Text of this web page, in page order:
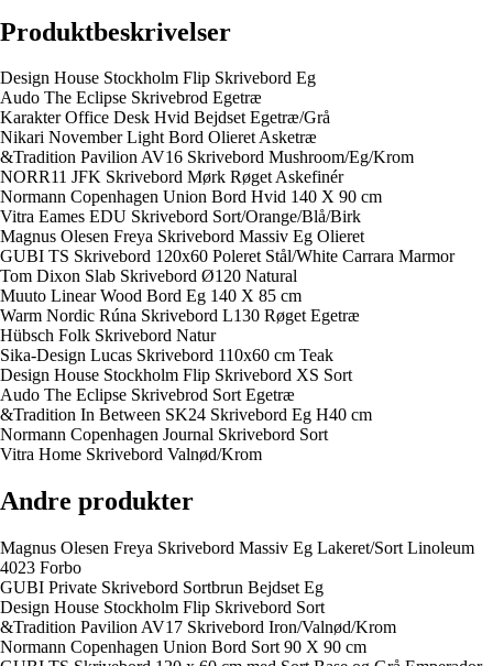
Produktbeskrivelser
Design House Stockholm Flip Skrivebord Eg
Audo The Eclipse Skrivebrod Egetræ
Karakter Office Desk Hvid Bejdset Egetræ/Grå
Nikari November Light Bord Olieret Asketræ
&Tradition Pavilion AV16 Skrivebord Mushroom/Eg/Krom
NORR11 JFK Skrivebord Mørk Røget Askefinér
Normann Copenhagen Union Bord Hvid 140 X 90 cm
Vitra Eames EDU Skrivebord Sort/Orange/Blå/Birk
Magnus Olesen Freya Skrivebord Massiv Eg Olieret
GUBI TS Skrivebord 120x60 Poleret Stål/White Carrara Marmor
Tom Dixon Slab Skrivebord Ø120 Natural
Muuto Linear Wood Bord Eg 140 X 85 cm
Warm Nordic Rúna Skrivebord L130 Røget Egetræ
Hübsch Folk Skrivebord Natur
Sika-Design Lucas Skrivebord 110x60 cm Teak
Design House Stockholm Flip Skrivebord XS Sort
Audo The Eclipse Skrivebrod Sort Egetræ
&Tradition In Between SK24 Skrivebord Eg H40 cm
Normann Copenhagen Journal Skrivebord Sort
Vitra Home Skrivebord Valnød/Krom
Andre produkter
Magnus Olesen Freya Skrivebord Massiv Eg Lakeret/Sort Linoleum
4023 Forbo
GUBI Private Skrivebord Sortbrun Bejdset Eg
Design House Stockholm Flip Skrivebord Sort
&Tradition Pavilion AV17 Skrivebord Iron/Valnød/Krom
Normann Copenhagen Union Bord Sort 90 X 90 cm